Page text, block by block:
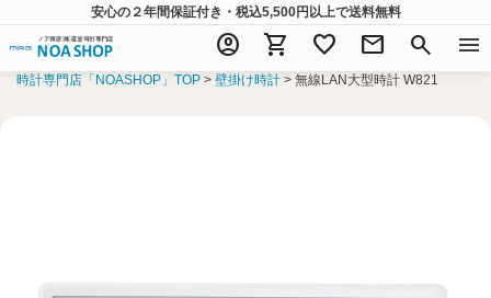
安心の２年間保証付き・税込5,500円以上で送料無料
account_circle shopping_cart favorite mail search menu
時計専門店「NOASHOP」TOP 壁掛け時計 無線LAN大型時計 W821